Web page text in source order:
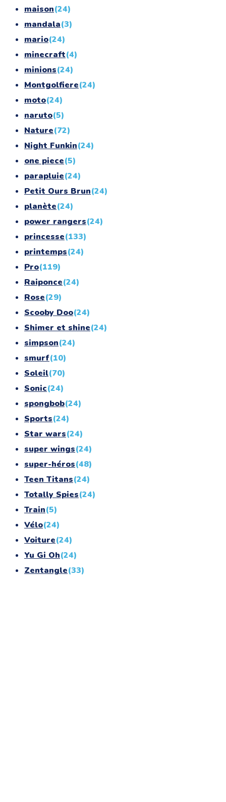
maison(24)
mandala(3)
mario(24)
minecraft(4)
minions(24)
Montgolfiere(24)
moto(24)
naruto(5)
Nature(72)
Night Funkin(24)
one piece(5)
parapluie(24)
Petit Ours Brun(24)
planète(24)
power rangers(24)
princesse(133)
printemps(24)
Pro(119)
Raiponce(24)
Rose(29)
Scooby Doo(24)
Shimer et shine(24)
simpson(24)
smurf(10)
Soleil(70)
Sonic(24)
spongbob(24)
Sports(24)
Star wars(24)
super wings(24)
super-héros(48)
Teen Titans(24)
Totally Spies(24)
Train(5)
Vélo(24)
Voiture(24)
Yu Gi Oh(24)
Zentangle(33)